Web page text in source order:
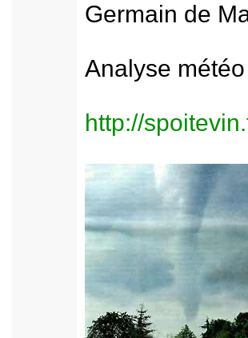
Germain de
Analyse
http://